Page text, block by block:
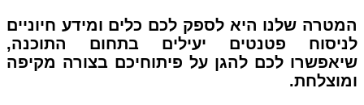
המטרה שלנו היא לספק לכם כלים ומידע חיוניים
לניסוח פטנטים יעילים בתחום התוכנה,
שיאפשרו לכם להגן על פיתוחיכם בצורה מקיפה
ומוצלחת.